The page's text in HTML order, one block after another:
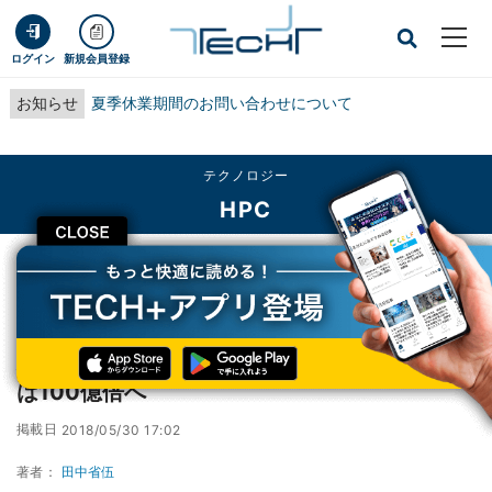
ログイン 新規会員登録
お知らせ 夏季休業期間のお問い合わせについて
CLOSE
テクノロジー
HPC
TECH+ テクノロジー
HPC
光量子コンピュータの実現へ一歩 - 誤り耐性は100億倍へ
光量子コンピュータの実現へ一歩 - 誤り耐性
は100億倍へ
掲載日 2018/05/30 17:02
著者： 田中省伍